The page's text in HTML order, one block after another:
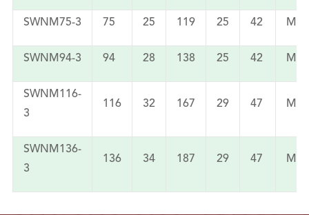
SWNM75-3 75 25 119 25 42 M10
SWNM94-3 94 28 138 25 42 M10
SWNM116-
3
116 32 167 29 47 M12
SWNM136-
3
136 34 187 29 47 M12